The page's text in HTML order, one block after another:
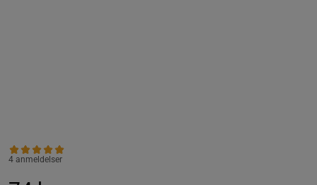
4 anmeldelser